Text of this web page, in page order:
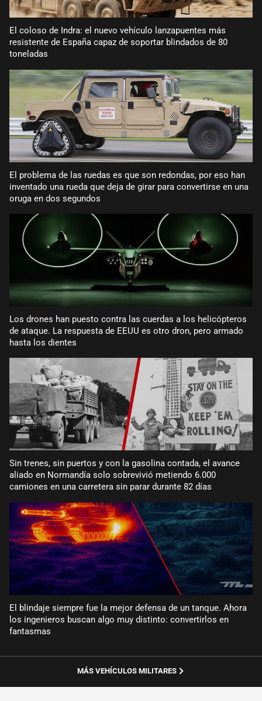
El coloso de Indra: el nuevo vehículo lanzapuentes más
resistente de España capaz de soportar blindados de 80
toneladas
El problema de las ruedas es que son redondas, por eso han
inventado una rueda que deja de girar para convertirse en una
oruga en dos segundos
Los drones han puesto contra las cuerdas a los helicópteros
de ataque. La respuesta de EEUU es otro dron, pero armado
hasta los dientes
Sin trenes, sin puertos y con la gasolina contada, el avance
aliado en Normandía solo sobrevivió metiendo 6.000
camiones en una carretera sin parar durante 82 días
El blindaje siempre fue la mejor defensa de un tanque. Ahora
los ingenieros buscan algo muy distinto: convertirlos en
fantasmas
MÁS VEHÍCULOS MILITARES